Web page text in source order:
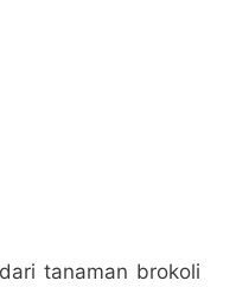
tanaman brokoli